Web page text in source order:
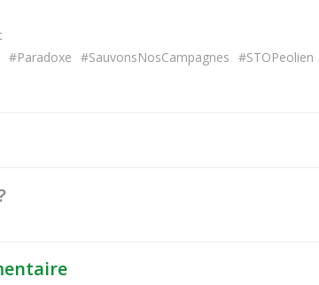
#Paradoxe #SauvonsNosCampagnes #STOPeolien